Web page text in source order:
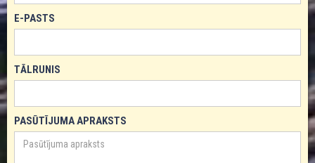
E-PASTS
TĀLRUNIS
PASŪTĪJUMA APRAKSTS